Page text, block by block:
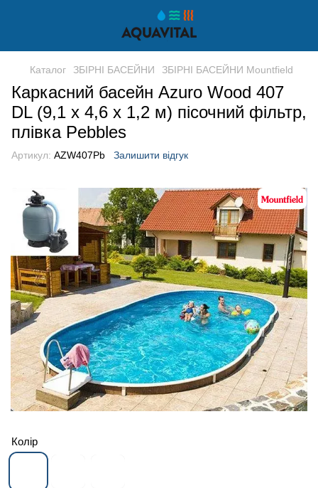
Каталог ЗБІРНІ БАСЕЙНИ ЗБІРНІ БАСЕЙНИ Mountfield
Каркасний басейн Azuro Wood 407
DL (9,1 х 4,6 х 1,2 м) пісочний фільтр,
плівка Pebbles
Артикул: AZW407Pb Залишити відгук
Колір